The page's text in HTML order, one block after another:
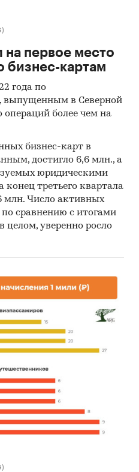
на первое место
бизнес-картам
года по
выпущенным в Северной
операций более чем на
бизнес-карт в
достигло 6,6 млн., а
юридическими
третьего квартала
млн. Число активных
сравнению с итогами
целом, уверенно росло